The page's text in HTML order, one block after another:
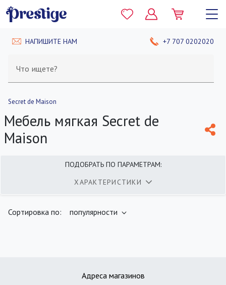
НАПИШИТЕ НАМ +7 707 0202020
Что ищете?
Secret de Maison
Мебель мягкая Secret de
Maison
ПОДОБРАТЬ ПО ПАРАМЕТРАМ:
ХАРАКТЕРИСТИКИ
Сортировка по: популярности
Адреса магазинов